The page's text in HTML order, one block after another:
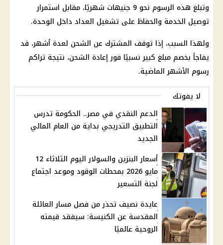
وتبلغ هذه الرسوم نحو 9 جنيهات شهريًا، مقابل استمرار
توصيل الخدمة والحفاظ على تشغيل العداد داخل الوحدة.
ولهذا السبب، إذا توقف المشترك عن الشحن لعدة أشهر، قد
يفاجأ بخصم مبلغ كبير نسبيًا فور إعادة الشحن، نتيجة تراكم
رسوم الأشهر الماضية.
لا يفوتك
الدعم النقدي في مصر.. الحكومة تدرس
التطبيق التدريجي بداية من العام المالي
الجديد
أسعار البنزين والسولار اليوم الثلاثاء 12
مايو 2026 بمحطات الوقود وموعد اجتماع
لجنة التسعير
عايدة نصيف تحذر من فصل مسار العائلة
المقدسة عن الكنيسة: سيفقد قيمته
الروحية عالميًا